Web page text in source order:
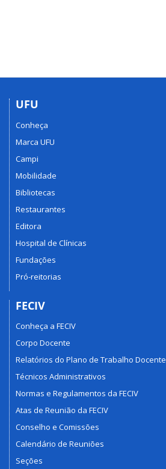
UFU
Conheça
Marca UFU
Campi
Mobilidade
Bibliotecas
Restaurantes
Editora
Hospital de Clínicas
Fundações
Pró-reitorias
FECIV
Conheça a FECIV
Corpo Docente
Relatórios do Plano de Trabalho Docente
Técnicos Administrativos
Normas e Regulamentos da FECIV
Atas de Reunião da FECIV
Conselho e Comissões
Calendário de Reuniões
Seções